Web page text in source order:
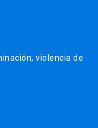
violencia de